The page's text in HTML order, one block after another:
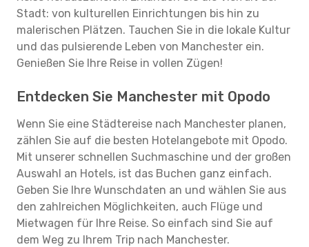
Stadt: von kulturellen Einrichtungen bis hin zu
malerischen Plätzen. Tauchen Sie in die lokale Kultur
und das pulsierende Leben von Manchester ein.
Genießen Sie Ihre Reise in vollen Zügen!
Entdecken Sie Manchester mit Opodo
Wenn Sie eine Städtereise nach Manchester planen,
zählen Sie auf die besten Hotelangebote mit Opodo.
Mit unserer schnellen Suchmaschine und der großen
Auswahl an Hotels, ist das Buchen ganz einfach.
Geben Sie Ihre Wunschdaten an und wählen Sie aus
den zahlreichen Möglichkeiten, auch Flüge und
Mietwagen für Ihre Reise. So einfach sind Sie auf
dem Weg zu Ihrem Trip nach Manchester.